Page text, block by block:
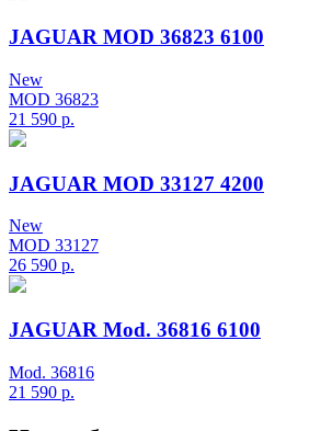
JAGUAR MOD 36823 6100
New
MOD 36823
21 590 р.
JAGUAR MOD 33127 4200
New
MOD 33127
26 590 р.
JAGUAR Mod. 36816 6100
Mod. 36816
21 590 р.